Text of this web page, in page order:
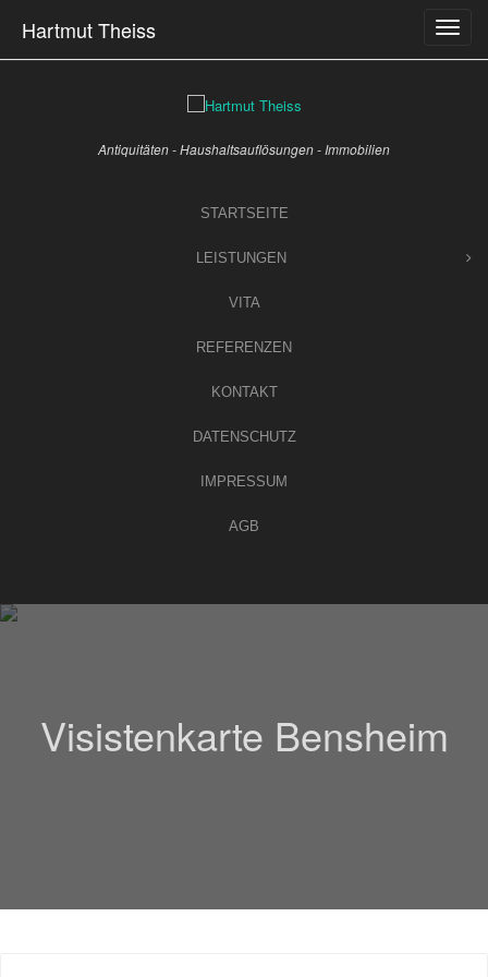
Hartmut Theiss
Antiquitäten - Haushaltsauflösungen - Immobilien
STARTSEITE
LEISTUNGEN
VITA
REFERENZEN
KONTAKT
DATENSCHUTZ
IMPRESSUM
AGB
Visistenkarte Bensheim